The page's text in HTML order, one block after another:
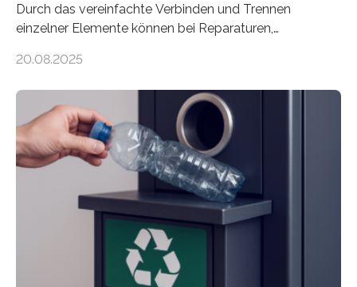
Durch das vereinfachte Verbinden und Trennen
einzelner Elemente können bei Reparaturen,
Material und Bauschutt eingespart werden. Ein
Projekt ReCon gemeinsam mit Unternehmenspartnern
ein Klett-Verbindungssystem für Gebäude entwickelt:
Damit lassen sich unterschiedliche Gebäudeteile
resilient verbinden und bei Bedarf einfach voneinander
trennen. Der Fokus lag auf der Verbindung von
Bauteilen mit unterschiedlicher Lebensdauer, bei denen
irreversible Verbindungen den Austausch üblicherweise
erschweren. Hierzu untersuchten die Forschenden zwei
unterschiedliche Zugänge. Einerseits klebten sie…
20.08.2025